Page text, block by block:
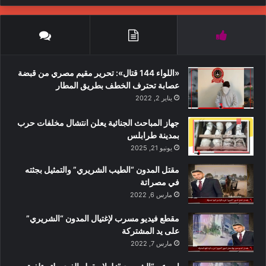
Success is largely a matter of holding on after others have let go.
إنّنا نبحث عن السّعادة غالباً وهي قريـبة منّا،
كما نبحث في كثير من الأحيان عن النظّارة
وهي فوق عيوننا. (تولستوي)
«اللواء 144 قتال»: تحرير مقيم مصري من قبضة
عصابة تحترف الخطف بطريق المطار
يناير 2, 2022
جهاز المباحث الجنائية يعلن انتشال مخلفات حرب
بمدينة طرابلس
يونيو 21, 2025
مقتل المدون “الطيب الشريري” والتمثيل بجثته
في مصراتة
مارس 6, 2022
مقطع فيديو مسرب لإغتيال المدون “الشريري”
على يد المشتركة
مارس 7, 2022